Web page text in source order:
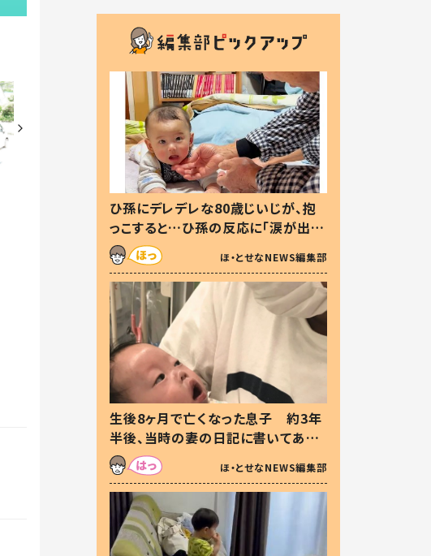
ひ孫にデレデレな80歳じいじが、抱
っこすると…ひ孫の反応に「涙が出ま
した」「可愛くて仕方ない」
ほ・とせなNEWS編集部
生後8ヶ月で亡くなった息子 約3年
半後、当時の妻の日記に書いてあっ
た本音とは
ほ・とせなNEWS編集部